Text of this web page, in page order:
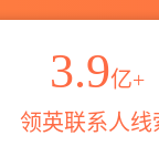
3.9亿+
领英联系人线